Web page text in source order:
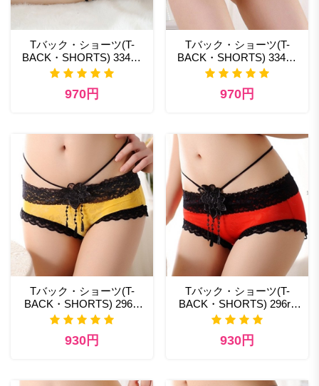
Tバック・ショーツ(T-
BACK・SHORTS) 334bk
セクシー ランジェリー販
970円
Tバック・ショーツ(T-
BACK・SHORTS) 334bg
日本エロ コスプレ通販
970円
Tバック・ショーツ(T-
BACK・SHORTS) 296yl
セクシー ランジェリー コ
930円
Tバック・ショーツ(T-
BACK・SHORTS) 296rd
エロティックなレディース
930円